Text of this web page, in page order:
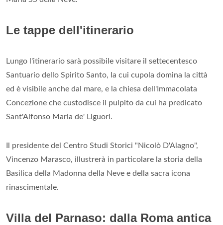
Le tappe dell'itinerario
Lungo l'itinerario sarà possibile visitare il settecentesco
Santuario dello Spirito Santo, la cui cupola domina la città
ed è visibile anche dal mare, e la chiesa dell'Immacolata
Concezione che custodisce il pulpito da cui ha predicato
Sant'Alfonso Maria de' Liguori.
Il presidente del Centro Studi Storici "Nicolò D'Alagno",
Vincenzo Marasco, illustrerà in particolare la storia della
Basilica della Madonna della Neve e della sacra icona
rinascimentale.
Villa del Parnaso: dalla Roma antica